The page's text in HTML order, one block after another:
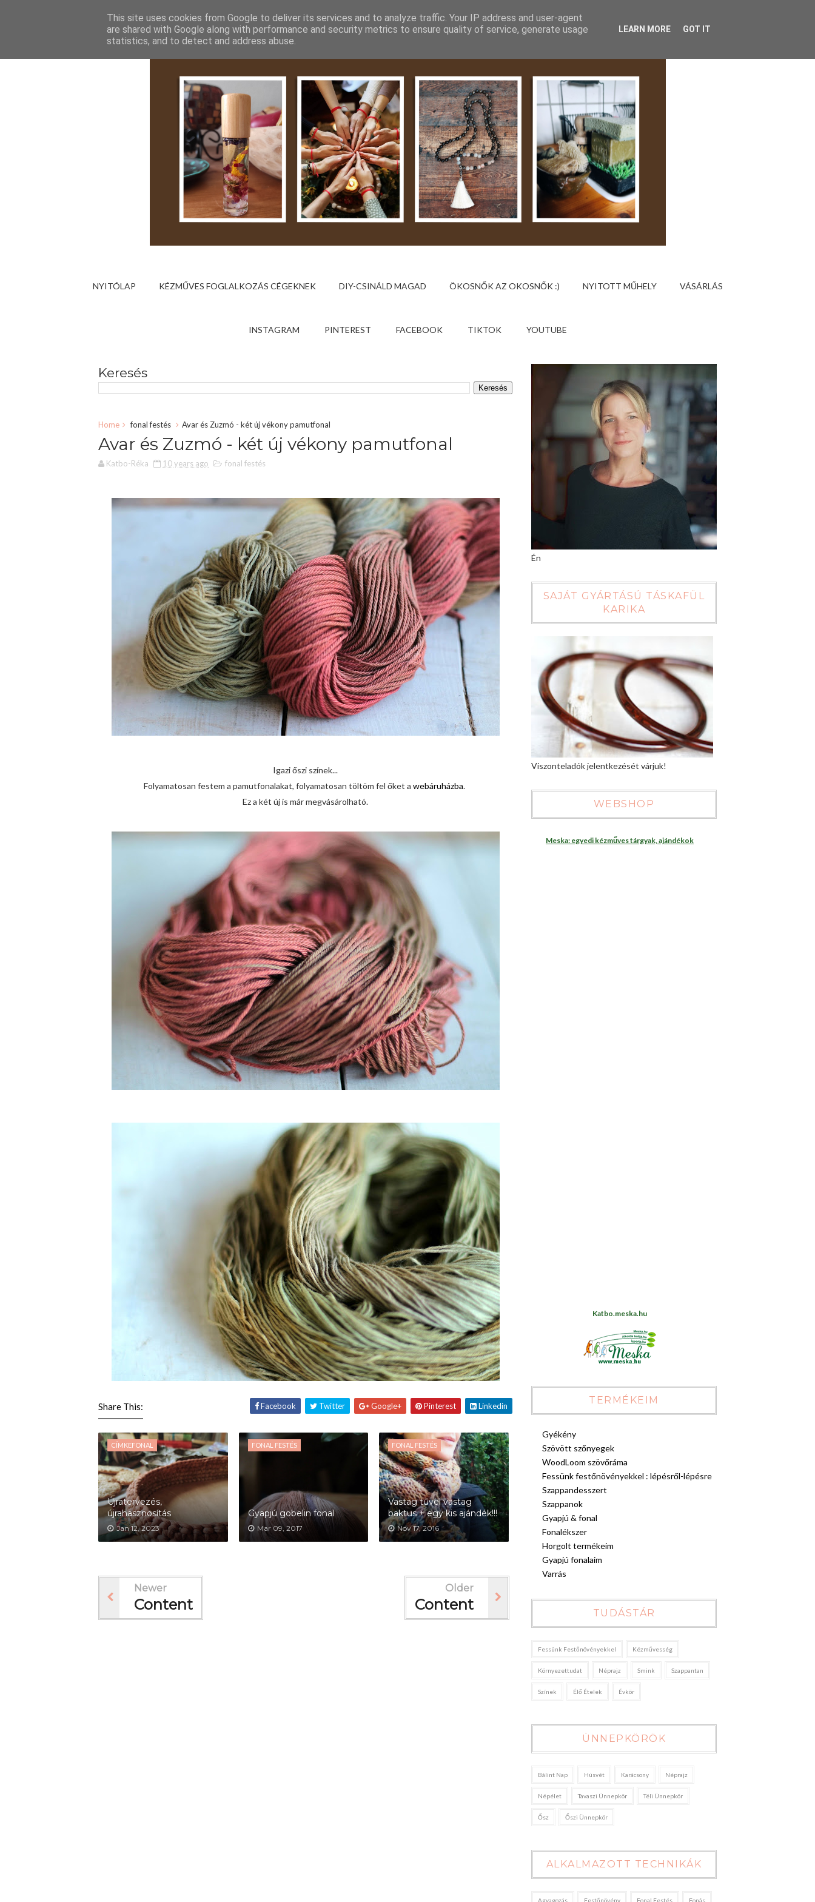
NYITÓLAP KÉZMŰVES FOGLALKOZÁS CÉGEKNEK DIY-CSINÁLD MAGAD ÖKOSNŐK AZ OKOSNŐK :) NYITOTT MŰHELY VÁSÁRLÁS
INSTAGRAM PINTEREST FACEBOOK TIKTOK YOUTUBE
Keresés
Home fonal festés Avar és Zuzmó - két új vékony pamutfonal
Avar és Zuzmó - két új vékony pamutfonal
Katbo-Réka 10 years ago fonal festés
Igazi őszi színek...
Folyamatosan festem a pamutfonalakat, folyamatosan töltöm fel őket awebáruházba.
Ez a két új is már megvásárolható.
Share This: Facebook Twitter Google+ Pinterest Linkedin
CÍMKEFONAL
Újratervezés,
újrahasznosítás
Jan 12, 2023
FONAL FESTÉS
Gyapjú gobelin fonal
Mar 09, 2017
FONAL FESTÉS
Vastag tűvel vastag
baktus + egy kis ajándék!!!
Nov 17, 2016
Newer
Content
Older
Content
Én
SAJÁT GYÁRTÁSÚ TÁSKAFÜL
KARIKA
Viszonteladók jelentkezését várjuk!
WEBSHOP
Meska: egyedi kézműves tárgyak, ajándékok
Katbo.meska.hu
TERMÉKEIM
Gyékény
Szövött szőnyegek
WoodLoom szövőráma
Fessünk festőnövényekkel : lépésről-lépésre
Szappandesszert
Szappanok
Gyapjú & fonal
Fonalékszer
Horgolt termékeim
Gyapjú fonalaim
Varrás
TUDÁSTÁR
Fessünk Festőnövényekkel Kézművesség
Környezettudat Néprajz Smink Szappantan
Színek Élő Ételek Évkör
ÜNNEPKÖRÖK
Bálint Nap Húsvét Karácsony Néprajz
Népélet Tavaszi Ünnepkör Téli Ünnepkör
Ősz Őszi Ünnepkör
ALKALMAZOTT TECHNIKÁK
Agyagozás Festőnövény Fonal Festés Fonás
This site uses cookies from Google to deliver its services and to analyze traffic. Your IP address and user-agent
are shared with Google along with performance and security metrics to ensure quality of service, generate usage
statistics, and to detect and address abuse.
LEARN MORE GOT IT